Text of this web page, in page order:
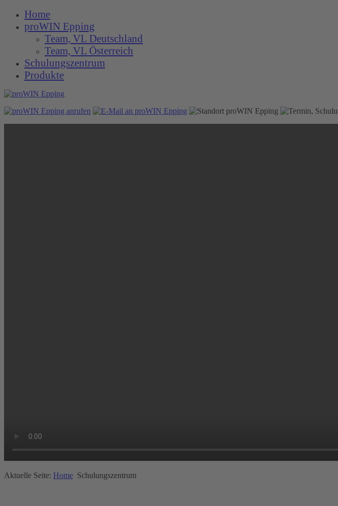
Home
proWIN Epping
Team, VL Deutschland
Team, VL Österreich
Schulungszentrum
Produkte
Aktuelle Seite: Home Schulungszentrum